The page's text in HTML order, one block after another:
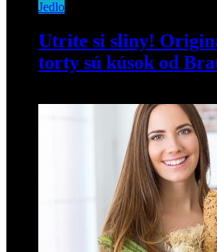
Jedlo
Utrite si sliny!
torty sú kúsok od